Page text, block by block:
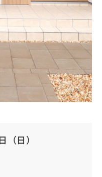
日）